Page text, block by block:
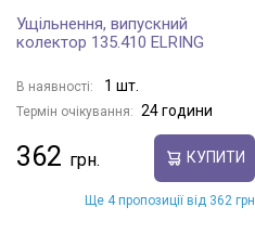
Ущільнення, випускний
колектор 135.410 ELRING
В наявності: 1 шт.
Термін очікування: 24 години
362 КУПИТИ
Ще 4 пропозиції від 362 грн